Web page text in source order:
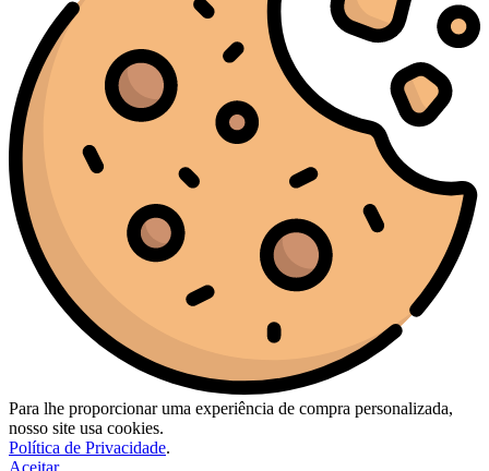
Para lhe proporcionar uma experiência de compra personalizada,
nosso site usa cookies.
Política de Privacidade.